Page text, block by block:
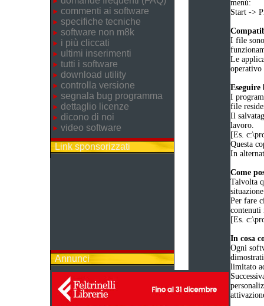
commenti ai software
specifiche tecniche
software non m8k
i più cliccati
ultimi inserimenti
tutti i software
download utility
controlla versione
segnala bug programma
dettaglio licenze
dicono di noi
video software
Link sponsorizzati
Annunci
menù:
Start ->
I file
Le
operativo
I
file
Il
lavoro.
[Es.
Questa
In
Come
Talvolta
Per fare
contenuti
[Es.
In cosa
Ogni
limitato